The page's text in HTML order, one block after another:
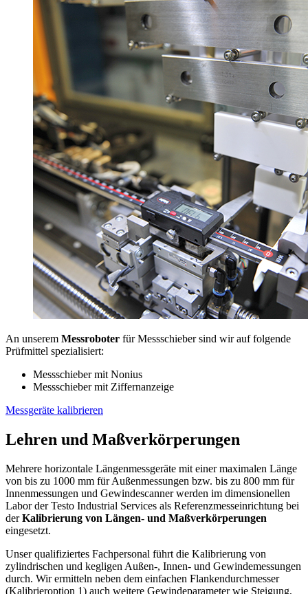
An unserem Messroboter für Messschieber sind wir auf folgende
Prüfmittel spezialisiert:
Messschieber mit Nonius
Messschieber mit Ziffernanzeige
Messgeräte kalibrieren
Lehren und Maßverkörperungen
Mehrere horizontale Längenmessgeräte mit einer maximalen Länge
von bis zu 1000 mm für Außenmessungen bzw. bis zu 800 mm für
Innenmessungen und Gewindescanner werden im dimensionellen
Labor der Testo Industrial Services als Referenzmesseinrichtung bei
derKalibrierung von Längen- und Maßverkörperungen
eingesetzt.
Unser qualifiziertes Fachpersonal führt die Kalibrierung von
zylindrischen und kegligen Außen-, Innen- und Gewindemessungen
durch. Wir ermitteln neben dem einfachen Flankendurchmesser
(Kalibrieroption 1) auch weitere Gewindeparameter wie Steigung,